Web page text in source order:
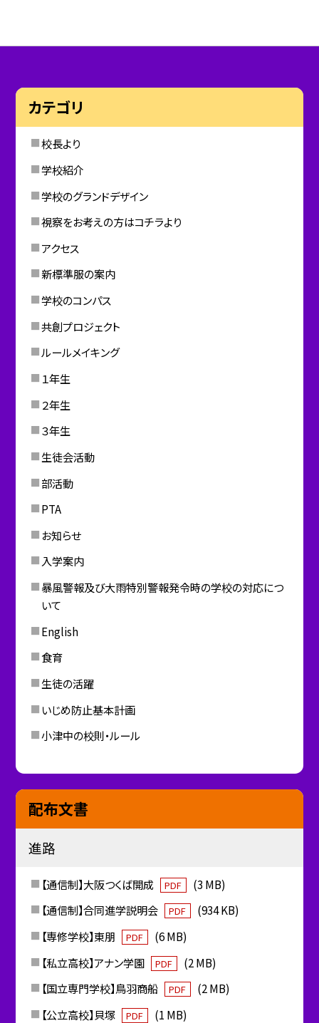
カテゴリ
校長より
学校紹介
学校のグランドデザイン
視察をお考えの方はコチラより
アクセス
新標準服の案内
学校のコンパス
共創プロジェクト
ルールメイキング
１年生
２年生
３年生
生徒会活動
部活動
PTA
お知らせ
入学案内
暴風警報及び大雨特別警報発令時の学校の対応につ
いて
English
食育
生徒の活躍
いじめ防止基本計画
小津中の校則・ルール
配布文書
進路
【通信制】大阪つくば開成 PDF
(3 MB)
【通信制】合同進学説明会
PDF
(934 KB)
【専修学校】東朋
PDF
(6 MB)
【私立高校】アナン学園
PDF
(2 MB)
【国立専門学校】鳥羽商船
PDF
(2 MB)
【公立高校】貝塚
PDF
(1 MB)